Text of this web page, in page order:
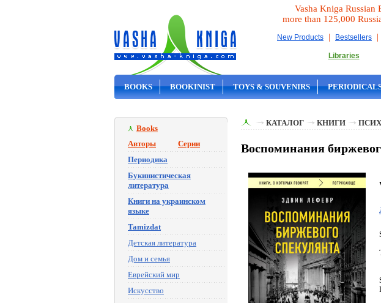
Vasha Kniga Russian
more than 125,000
New Products | Bestsellers |
Libraries
BOOKS BOOKINIST TOYS & SOUVENIRS
Books
Авторы
Серии
Периодика
Букинистическая
литература
Книги на украинском
языке
Tamizdat
Детская литература
Дом и семья
Еврейский мир
Искусство
КАТАЛОГ КНИГИ
Воспоминания